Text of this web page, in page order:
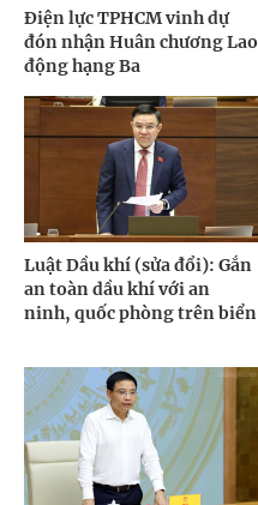
Điện lực TPHCM vinh dự
đón nhận Huân chương Lao
động hạng Ba
Luật Dầu khí (sửa đổi): Gắn
an toàn dầu khí với an
ninh, quốc phòng trên biển